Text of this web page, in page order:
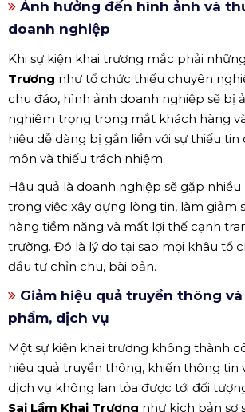
Ảnh hưởng đến hình ảnh và
doanh nghiệp
Khi sự kiện khai trương mắc phải những
Trương như tổ chức thiếu chuyên
chu đáo, hình ảnh doanh nghiệp sẽ bị
nghiêm trọng trong mắt khách hàng
hiệu dễ dàng bị gắn liền với sự thiếu tin
môn và thiếu trách nhiệm.
Hậu quả là doanh nghiệp sẽ gặp
trong việc xây dựng lòng tin, làm giảm
hàng tiềm năng và mất lợi thế cạnh
trường. Đó là lý do tại sao mọi khâu tổ
đầu tư chỉn chu, bài bản.
Giảm hiệu quả truyền thông
phẩm, dịch vụ
Một sự kiện khai trương không thành
hiệu quả truyền thông, khiến thông tin
dịch vụ không lan tỏa được tới đối
Sai Lầm Khai Trương như kịch bản sơ